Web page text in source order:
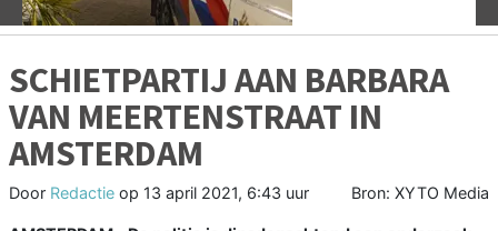
SCHIETPARTIJ AAN BARBARA
VAN MEERTENSTRAAT IN
AMSTERDAM
Door Redactie op 13 april 2021, 6:43 uur Bron: XYTO Media